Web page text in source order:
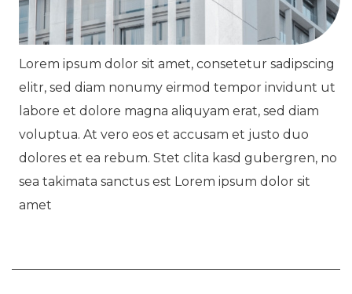
Lorem ipsum dolor sit amet, consetetur sadipscing
elitr, sed diam nonumy eirmod tempor invidunt ut
labore et dolore magna aliquyam erat, sed diam
voluptua. At vero eos et accusam et justo duo
dolores et ea rebum. Stet clita kasd gubergren, no
sea takimata sanctus est Lorem ipsum dolor sit
amet